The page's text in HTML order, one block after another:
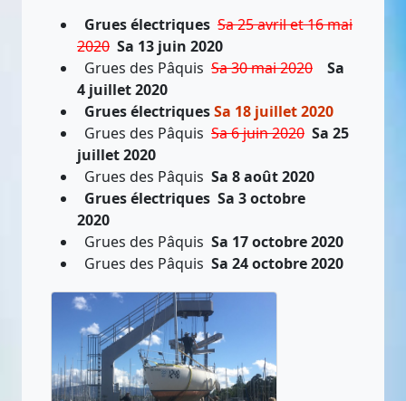
Grues électriques Sa 25 avril et 16 mai
2020 Sa 13 juin 2020
Grues des Pâquis Sa 30 mai 2020
Sa
4 juillet 2020
Grues électriquesSa 18 juillet 2020
Grues des Pâquis Sa 6 juin 2020 Sa 25
juillet 2020
Grues des Pâquis Sa 8 août 2020
Grues électriques Sa 3 octobre
2020
Grues des Pâquis Sa 17 octobre 2020
Grues des Pâquis Sa 24 octobre 2020